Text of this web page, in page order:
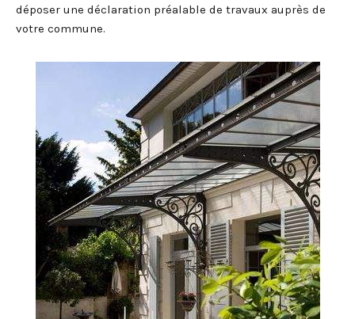
déposer une déclaration préalable de travaux auprès de
votre commune.